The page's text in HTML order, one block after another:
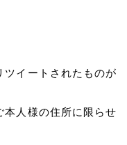
イートされたものが
人様の住所に限らせ